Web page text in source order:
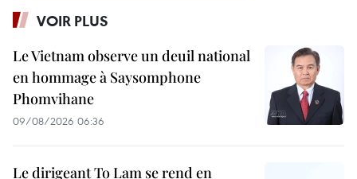
VOIR PLUS
Le Vietnam observe un deuil national
en hommage à Saysomphone
Phomvihane
09/08/2026 06:36
Le dirigeant To Lam se rend en